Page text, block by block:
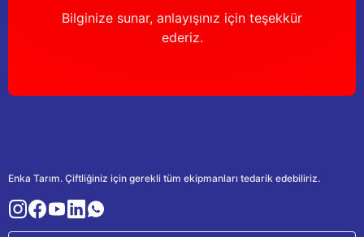
Bilginize sunar, anlayışınız için teşekkür
ederiz.
Enka Tarım. Çiftliğiniz için gerekli tüm ekipmanları tedarik edebiliriz.